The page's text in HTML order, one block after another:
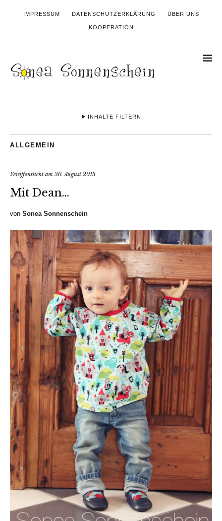
IMPRESSUM DATENSCHUTZERKLÄRUNG ÜBER UNS
KOOPERATION
INHALTE FILTERN
ALLGEMEIN
Veröffentlicht am 30. August 2013
Mit Dean…
von Sonea Sonnenschein